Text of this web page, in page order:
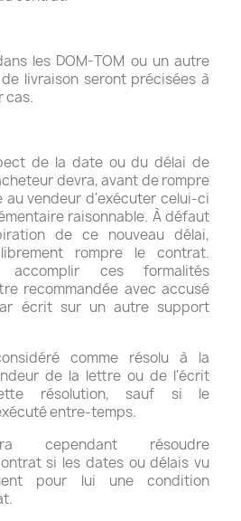
les DOM-TOM ou un autre
livraison seront précisées à
cas.
de la date ou du délai de
devra, avant de rompre
au vendeur d'exécuter celui-ci
raisonnable. À défaut
de ce nouveau délai,
rompre le contrat.
accomplir ces formalités
recommandée avec accusé
écrit sur un autre support
comme résolu à la
de la lettre ou de l'écrit
résolution, sauf si le
entre-temps.
cependant résoudre
si les dates ou délais vu
pour lui une condition